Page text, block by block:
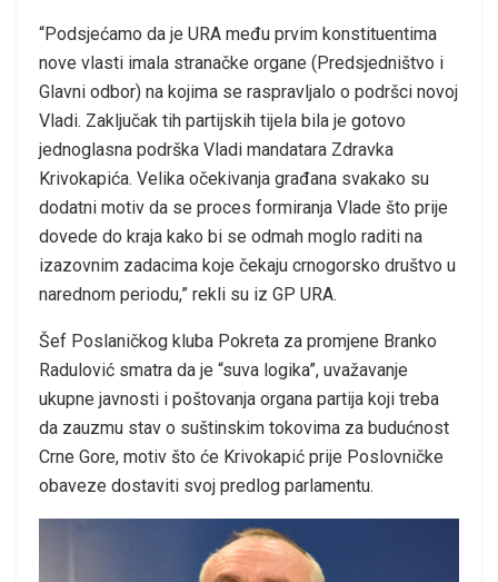
“Podsjećamo da je URA među prvim konstituentima
nove vlasti imala stranačke organe (Predsjedništvo i
Glavni odbor) na kojima se raspravljalo o podršci novoj
Vladi. Zaključak tih partijskih tijela bila je gotovo
jednoglasna podrška Vladi mandatara Zdravka
Krivokapića. Velika očekivanja građana svakako su
dodatni motiv da se proces formiranja Vlade što prije
dovede do kraja kako bi se odmah moglo raditi na
izazovnim zadacima koje čekaju crnogorsko društvo u
narednom periodu,” rekli su iz GP URA.
Šef Poslaničkog kluba Pokreta za promjene Branko
Radulović smatra da je “suva logika”, uvažavanje
ukupne javnosti i poštovanja organa partija koji treba
da zauzmu stav o suštinskim tokovima za budućnost
Crne Gore, motiv što će Krivokapić prije Poslovničke
obaveze dostaviti svoj predlog parlamentu.